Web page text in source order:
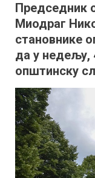
Председник
Миодраг
становнике
да у недељу,
општинску